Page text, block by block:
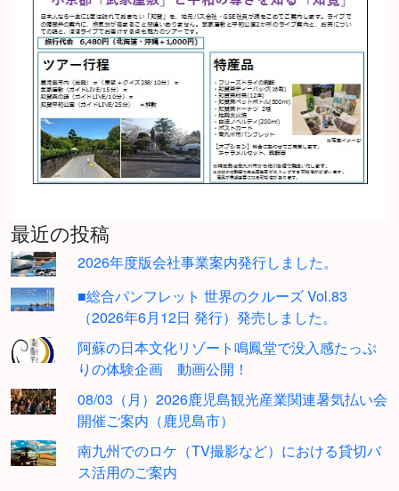
最近の投稿
2026年度版会社事業案内発行しました。
■総合パンフレット 世界のクルーズ Vol.83
（2026年6月12日 発行）発売しました。
阿蘇の日本文化リゾート鳴鳳堂で没入感たっぷ
りの体験企画 動画公開！
08/03（月）2026鹿児島観光産業関連暑気払い会
開催ご案内（鹿児島市）
南九州でのロケ（TV撮影など）における貸切バ
ス活用のご案内